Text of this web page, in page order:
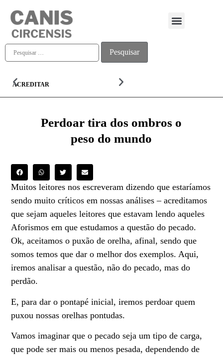
ACREDITAR
Perdoar tira dos ombros o
peso do mundo
Muitos leitores nos escreveram dizendo que estaríamos
sendo muito críticos em nossas análises – acreditamos
que sejam aqueles leitores que estavam lendo aqueles
Aforismos em que estudamos a questão do pecado.
Ok, aceitamos o puxão de orelha, afinal, sendo que
somos temos que dar o melhor dos exemplos. Aqui,
iremos analisar a questão, não do pecado, mas do
perdão.
E, para dar o pontapé inicial, iremos perdoar quem
puxou nossas orelhas pontudas.
Vamos imaginar que o pecado seja um tipo de carga,
que pode ser mais ou menos pesada, dependendo de